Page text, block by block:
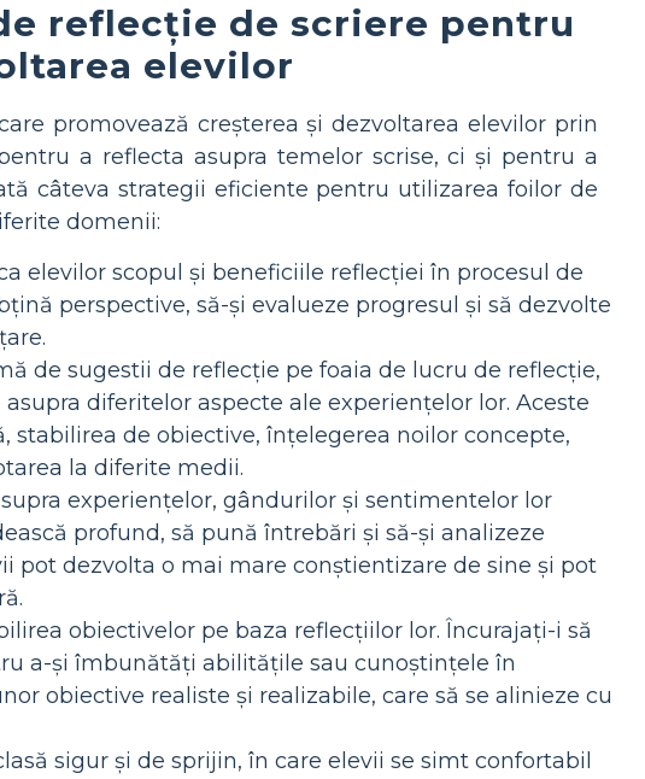
reflecție de scriere pentru
elevilor
promovează creșterea și dezvoltarea elevilor prin
a reflecta asupra temelor scrise, ci și pentru a
câteva strategii eficiente pentru utilizarea foilor de
domenii:
elevilor scopul și beneficiile reflecției în procesul de
perspective, să-și evalueze progresul și să dezvolte
de sugestii de reflecție pe foaia de lucru de reflecție,
diferitelor aspecte ale experiențelor lor. Aceste
de obiective, înțelegerea noilor concepte,
la diferite medii.
experiențelor, gândurilor și sentimentelor lor
profund, să pună întrebări și să-și analizeze
pot dezvolta o mai mare conștientizare de sine și pot
obiectivelor pe baza reflecțiilor lor. Încurajați-i să
a-și îmbunătăți abilitățile sau cunoștințele în
obiective realiste și realizabile, care să se alinieze cu
sigur și de sprijin, în care elevii se simt confortabil